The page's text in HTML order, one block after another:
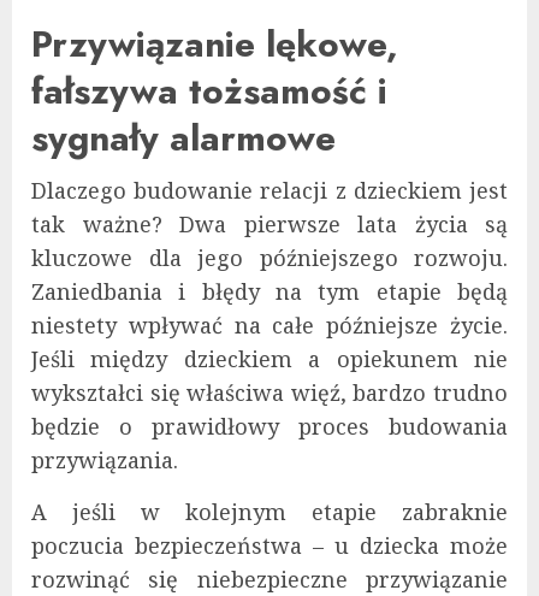
Przywiązanie lękowe,
fałszywa tożsamość i
sygnały alarmowe
Dlaczego budowanie relacji z dzieckiem jest
tak ważne? Dwa pierwsze lata życia są
kluczowe dla jego późniejszego rozwoju.
Zaniedbania i błędy na tym etapie będą
niestety wpływać na całe późniejsze życie.
Jeśli między dzieckiem a opiekunem nie
wykształci się właściwa więź, bardzo trudno
będzie o prawidłowy proces budowania
przywiązania.
A jeśli w kolejnym etapie zabraknie
poczucia bezpieczeństwa – u dziecka może
rozwinąć się niebezpieczne przywiązanie